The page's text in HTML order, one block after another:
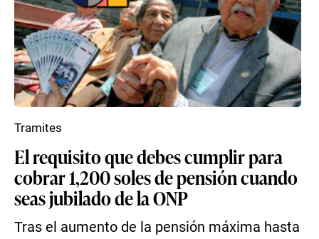
El requisito que debes cumplir para
cobrar 1,200 soles de pensión cuando
seas jubilado de la ONP
Tras el aumento de la pensión máxima hasta
Tramites